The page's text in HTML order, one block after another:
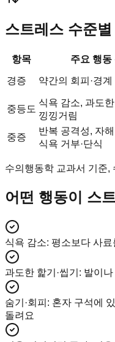
스트레스 수준
항목 주요 행동
경증 약간의 회피·경계
중등도
식욕 감소, 과도한
낑낑거림
중증
반복 공격성, 자
식욕 거부·단식
수의행동학 교과서 기준,
어떤 행동이 스
식욕 감소: 평소보다 사료
과도한 핥기·씹기 : 발이
숨기·회피 : 혼자 구석에
돌려요